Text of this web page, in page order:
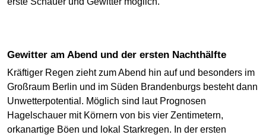
Gewitter am Abend und der ersten Nachthälfte
Kräftiger Regen zieht zum Abend hin auf und besonders im
Großraum Berlin und im Süden Brandenburgs besteht dann
Unwetterpotential. Möglich sind laut Prognosen
Hagelschauer mit Körnern von bis vier Zentimetern,
orkanartige Böen und lokal Starkregen. In der ersten